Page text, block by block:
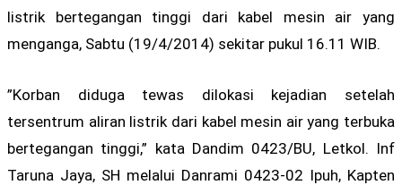
listrik bertegangan tinggi dari kabel mesin air yang
menganga, Sabtu (19/4/2014) sekitar pukul 16.11 WIB.
”Korban diduga tewas dilokasi kejadian setelah
tersentrum aliran listrik dari kabel mesin air yang terbuka
bertegangan tinggi,” kata Dandim 0423/BU, Letkol. Inf
Taruna Jaya, SH melalui Danrami 0423-02 Ipuh, Kapten